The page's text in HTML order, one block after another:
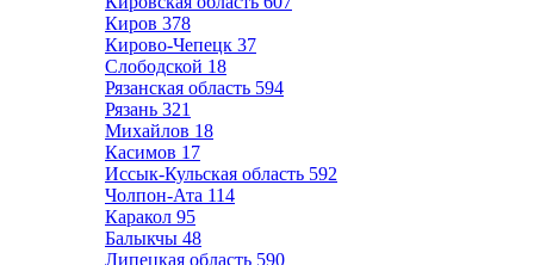
Киров 378
Кирово-Чепецк 37
Слободской 18
Рязанская область 594
Рязань 321
Михайлов 18
Касимов 17
Иссык-Кульская область 592
Чолпон-Ата 114
Каракол 95
Балыкчы 48
Липецкая область 590